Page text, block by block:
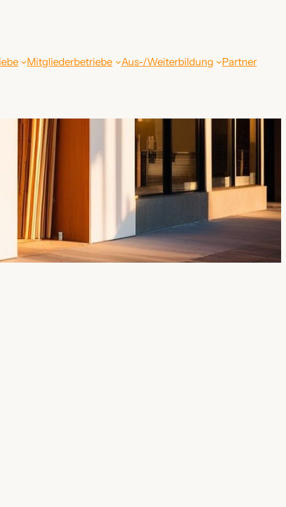
Mitgliederbetriebe Aus-/Weiterbildung Partner